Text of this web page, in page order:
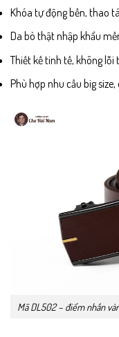
Khóa tự động bền, thao
Da bò thật nhập khẩu
Thiết kế tinh tế, không lỗi
Phù hợp nhu cầu big
Mã DL502 – điểm nhấn